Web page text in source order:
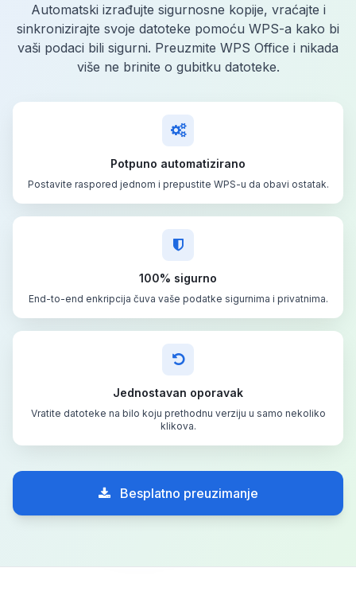
Automatski izrađujte sigurnosne kopije, vraćajte i
sinkronizirajte svoje datoteke pomoću WPS-a kako bi
vaši podaci bili sigurni. Preuzmite WPS Office i nikada
više ne brinite o gubitku datoteke.
Potpuno automatizirano
Postavite raspored jednom i prepustite WPS-u da obavi ostatak.
100% sigurno
End-to-end enkripcija čuva vaše podatke sigurnima i privatnima.
Jednostavan oporavak
Vratite datoteke na bilo koju prethodnu verziju u samo nekoliko
klikova.
Besplatno preuzimanje